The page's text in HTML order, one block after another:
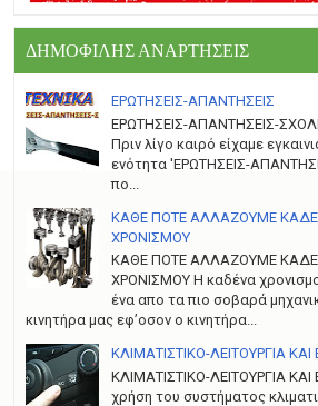
ΔΗΜΟΦΙΛΗΣ ΑΝΑΡΤΗΣΕΙΣ
ΕΡΩΤΗΣΕΙΣ-ΑΠΑΝΤΗΣΕΙΣ
ΕΡΩΤΗΣΕΙΣ-ΑΠΑΝΤΗΣΕΙΣ-
Πριν λίγο καιρό είχαμε
ενότητα 'ΕΡΩΤΗΣΕΙΣ-
πο...
ΚΑΘΕ ΠΟΤΕ ΑΛΛΑΖΟΥΜΕ
ΧΡΟΝΙΣΜΟΥ
ΚΑΘΕ ΠΟΤΕ ΑΛΛΑΖΟΥΜΕ
ΧΡΟΝΙΣΜΟΥ Η καδένα
ένα απο τα πιο σοβαρά
κινητήρα μας εφ’οσον ο κινητήρα...
ΚΛΙΜΑΤΙΣΤΙΚΟ-ΛΕΙΤΟΥΡΓΙΑ
ΚΛΙΜΑΤΙΣΤΙΚΟ-ΛΕΙΤΟΥΡΓΙΑ
χρήση του συστήματος